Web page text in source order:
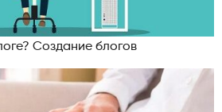
Создание блогов